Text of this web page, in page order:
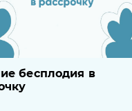
бесплодия в